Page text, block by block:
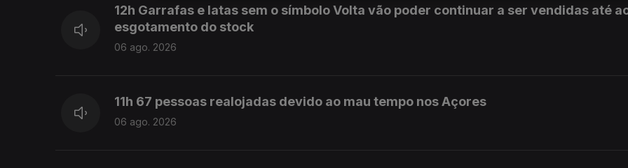
12h Garrafas e latas sem o símbolo Volta vão poder continuar a ser vendidas até
esgotamento do stock
06 ago. 2026
11h 67 pessoas realojadas devido ao mau tempo nos Açores
06 ago. 2026